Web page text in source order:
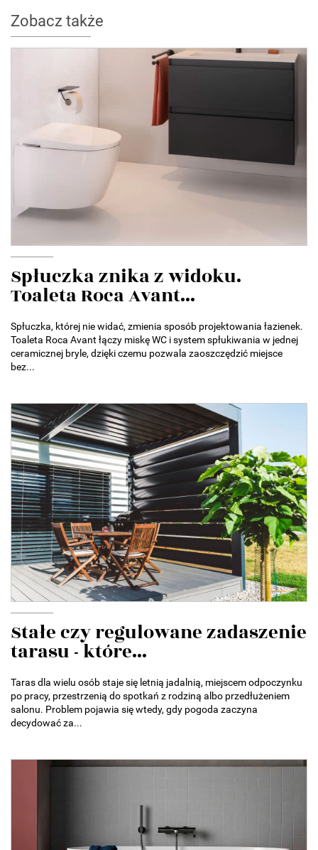
Zobacz także
Spłuczka znika z widoku.
Toaleta Roca Avant...
Spłuczka, której nie widać, zmienia sposób projektowania łazienek.
Toaleta Roca Avant łączy miskę WC i system spłukiwania w jednej
ceramicznej bryle, dzięki czemu pozwala zaoszczędzić miejsce
bez...
Stałe czy regulowane zadaszenie
tarasu - które...
Taras dla wielu osób staje się letnią jadalnią, miejscem odpoczynku
po pracy, przestrzenią do spotkań z rodziną albo przedłużeniem
salonu. Problem pojawia się wtedy, gdy pogoda zaczyna
decydować za...